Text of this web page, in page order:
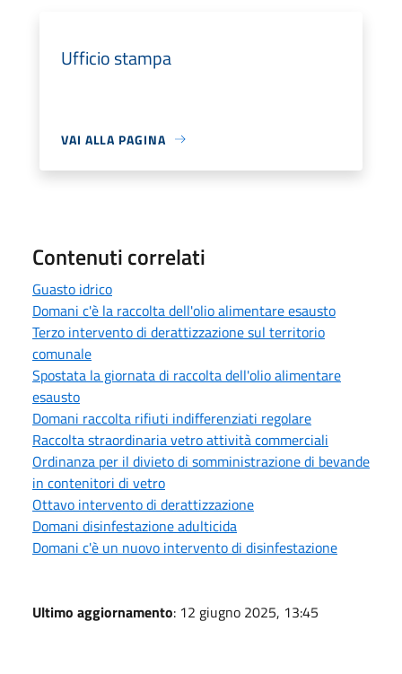
Ufficio stampa
VAI ALLA PAGINA
Contenuti correlati
Guasto idrico
Domani c'è la raccolta dell'olio alimentare esausto
Terzo intervento di derattizzazione sul territorio
comunale
Spostata la giornata di raccolta dell'olio alimentare
esausto
Domani raccolta rifiuti indifferenziati regolare
Raccolta straordinaria vetro attività commerciali
Ordinanza per il divieto di somministrazione di bevande
in contenitori di vetro
Ottavo intervento di derattizzazione
Domani disinfestazione adulticida
Domani c'è un nuovo intervento di disinfestazione
Ultimo aggiornamento: 12 giugno 2025, 13:45